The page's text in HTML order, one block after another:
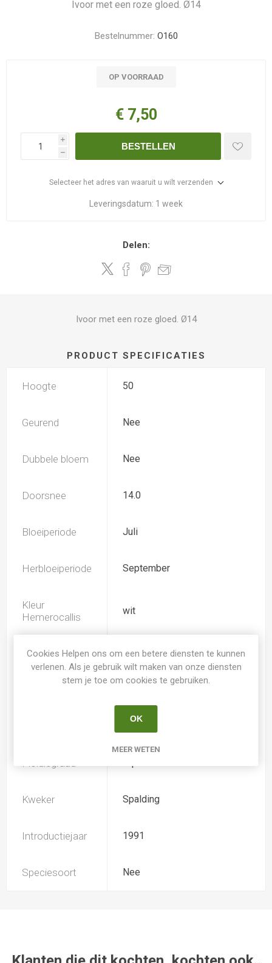
Ivoor met een roze gloed. Ø14
Bestelnummer: O160
OP VOORRAAD
€ 7,50
i
h
BESTELLEN
Selecteer het adres van waaruit u wilt verzenden
Leveringsdatum: 1 week
Delen:
Ivoor met een roze gloed. Ø14
PRODUCT SPECIFICATIES
Hoogte 50
Geurend Nee
Dubbele bloem Nee
Doorsnee 14.0
Bloeiperiode Juli
Herbloeiperiode September
Kleur
Hemerocallis
wit
Spider Nee
Ploïdiegraad
Kweker Spalding
Introductiejaar 1991
Speciesoort Nee
Cookies Helpen ons om een betere diensten te kunnen
verlenen. Als je gebruik wilt maken van onze diensten
stem je toe om cookies te gebruiken.
OK
MEER WETEN